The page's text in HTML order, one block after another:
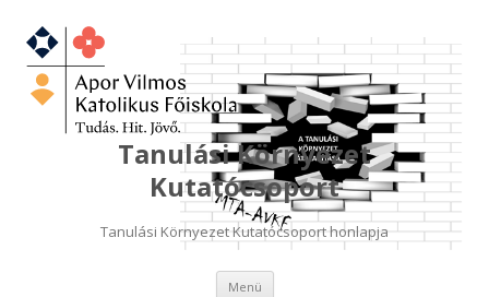
Tanulási Környezet
Kutatócsoport
Tanulási Környezet Kutatócsoport honlapja
Menü Kilépés